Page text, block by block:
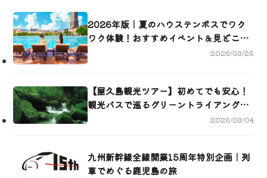
2026年版｜夏のハウステンボスでワク
ワク体験！おすすめイベント＆見どころ
2026/03/26
【屋久島観光ツアー】初めてでも安心！
観光バスで巡るグリーントライアングル
2026/03/04
九州新幹線全線開業15周年特別企画｜列
車でめぐる鹿児島の旅